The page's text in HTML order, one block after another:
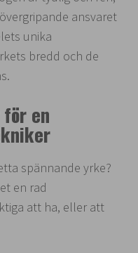
ansvaret
unika
bredd och de
en
spännande yrke?
en rad
att ha, eller att